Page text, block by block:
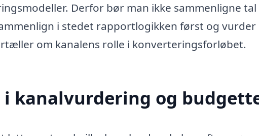
Derfor bør man ikke sammenligne tal
i stedet rapportlogikken først og vurder
om kanalens rolle i konverteringsforløbet.
i kanalvurdering og